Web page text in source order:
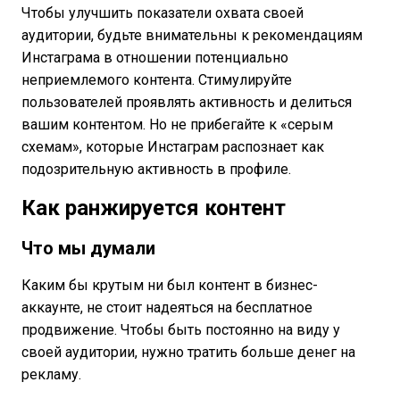
Чтобы улучшить показатели охвата своей
аудитории, будьте внимательны к рекомендациям
Инстаграма в отношении потенциально
неприемлемого контента. Стимулируйте
пользователей проявлять активность и делиться
вашим контентом. Но не прибегайте к «серым
схемам», которые Инстаграм распознает как
подозрительную активность в профиле.
Как ранжируется контент
Что мы думали
Каким бы крутым ни был контент в бизнес-
аккаунте, не стоит надеяться на бесплатное
продвижение. Чтобы быть постоянно на виду у
своей аудитории, нужно тратить больше денег на
рекламу.